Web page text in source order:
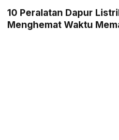
10 Peralatan Dapur
Menghemat Waktu